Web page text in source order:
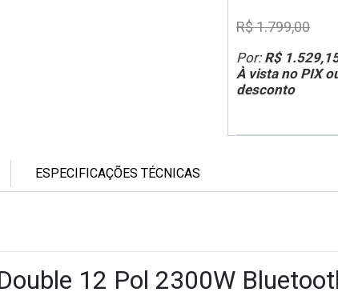
Por: R$
À vista no PIX
desconto
R$ 1.799,00
ESPECIFICAÇÕES TÉCNICAS
12 Pol 2300W